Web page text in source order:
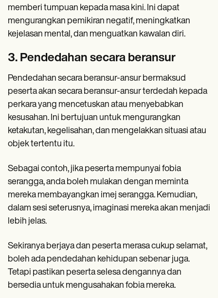
memberi tumpuan kepada masa kini. Ini dapat
mengurangkan pemikiran negatif, meningkatkan
kejelasan mental, dan menguatkan kawalan diri.
3. Pendedahan secara beransur
Pendedahan secara beransur-ansur bermaksud
peserta akan secara beransur-ansur terdedah kepada
perkara yang mencetuskan atau menyebabkan
kesusahan. Ini bertujuan untuk mengurangkan
ketakutan, kegelisahan, dan mengelakkan situasi atau
objek tertentu itu.
Sebagai contoh, jika peserta mempunyai fobia
serangga, anda boleh mulakan dengan meminta
mereka membayangkan imej serangga. Kemudian,
dalam sesi seterusnya, imaginasi mereka akan menjadi
lebih jelas.
Sekiranya berjaya dan peserta merasa cukup selamat,
boleh ada pendedahan kehidupan sebenar juga.
Tetapi pastikan peserta selesa dengannya dan
bersedia untuk mengusahakan fobia mereka.